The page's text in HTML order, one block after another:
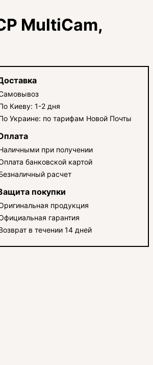
MultiCam,
Киеву: 1-2 дня
Украине: по тарифам Новой Почты
при получении
банковской картой
расчет
покупки
продукция
гарантия
в течении 14 дней